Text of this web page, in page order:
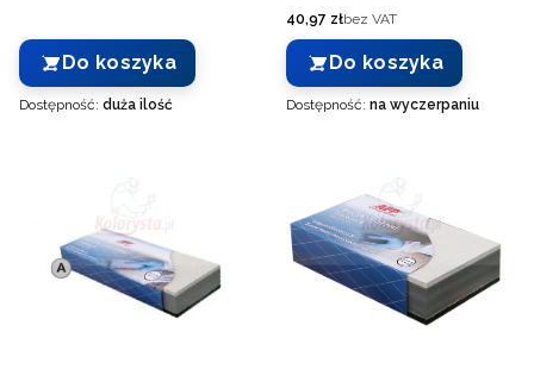
Do koszyka
Dostępność: duża ilość
Cena
40,97 złbez VAT
Do koszyka
Dostępność: na wyczerpaniu